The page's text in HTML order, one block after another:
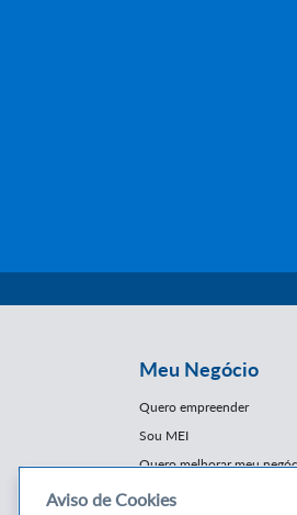
Meu Negócio
Quero empreender
Sou MEI
Quero melhorar meu
Aviso de Cookies